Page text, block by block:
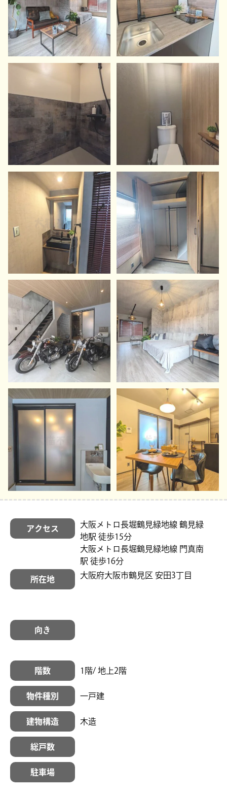
アクセス
大阪メトロ長堀鶴見緑地線 鶴見緑
地駅 徒歩15分
大阪メトロ長堀鶴見緑地線 門真南
駅 徒歩16分
所在地 大阪府大阪市鶴見区 安田3丁目
向き
階数 1階/ 地上2階
物件種別 一戸建
建物構造 木造
総戸数
駐車場